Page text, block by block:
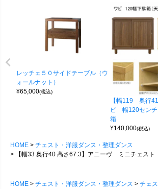
レッチェ５０サイドテーブル（ウ
ォールナット）
¥65,000(税込)
【幅119 奥行
ビ 幅120センチ
箱
¥140,000(税込)
HOME
チェスト・洋服ダンス・整理ダンス
【幅33 奥行40 高さ67.3】アニーヴ ミニチェス
HOME チェスト・洋服ダンス・整理ダンス
チェ